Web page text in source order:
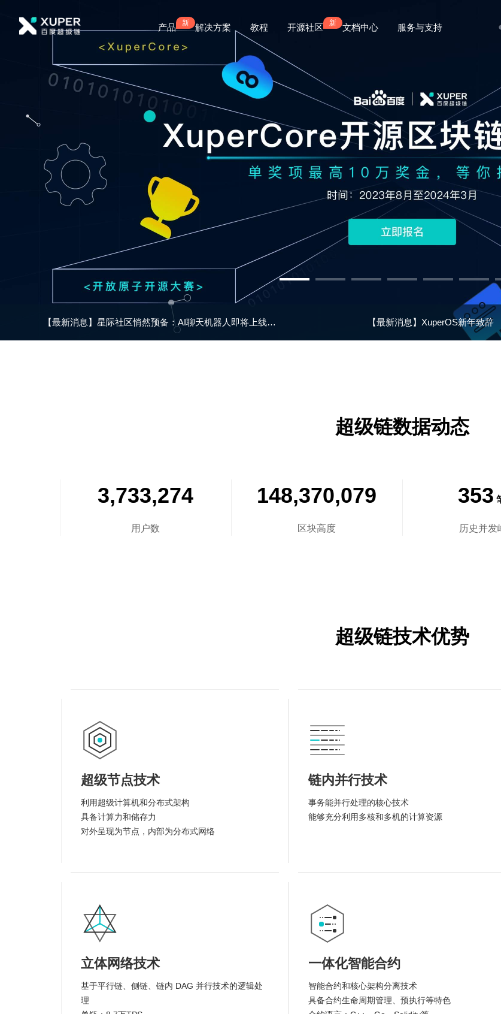
产品 解决方案 教程 开源社区 文档中心 服务与支持
【最新消息】 星际社区悄然预备：AI聊天机器人即将上线，共创社交新篇章 【最新消息】 XuperOS新年致辞
超级链数据动态
3,733,274
用户数
148,370,079
区块高度
353
历史并发
超级链技术优势
超级节点技术
利用超级计算机和分布式架构
具备计算力和储存力
对外呈现为节点，内部为分布式网络
链内并行技术
事务能并行处理的核心技术
能够充分利用多核和多机的计算资源
立体网络技术
基于平行链、侧链、链内 DAG 并行技术的逻辑处
理
一体化智能合约
智能合约和核心架构分离技术
具备合约生命周期管理、预执行等特色